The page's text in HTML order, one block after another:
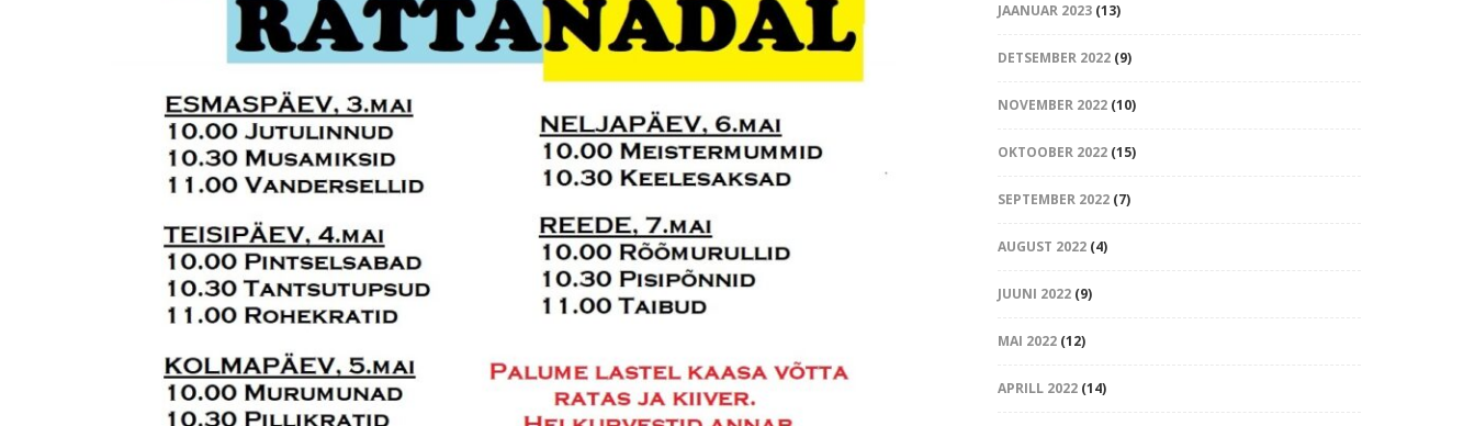
JAANUAR 2023(13)
DETSEMBER 2022(9)
NOVEMBER 2022(10)
OKTOOBER 2022(15)
SEPTEMBER 2022(7)
AUGUST 2022(4)
JUUNI 2022(9)
MAI 2022(12)
APRILL 2022(14)